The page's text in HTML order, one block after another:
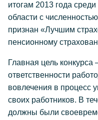
итогам 2013 года
области с
признан «Лучшим
пенсионному
Главная цель
ответственности
вовлечения в процесс
своих работников. В
должны были